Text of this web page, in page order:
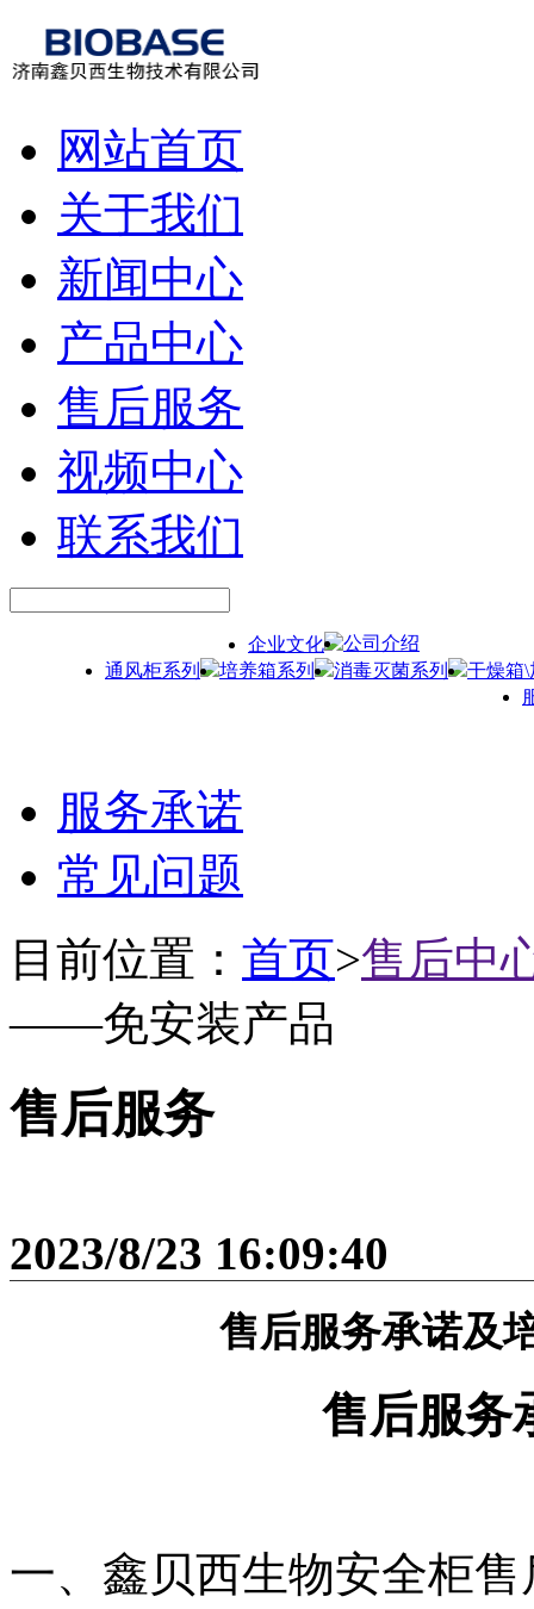
网站首页
关于我们
新闻中心
产品中心
售后服务
视频中心
联系我们
企业文化
公司介绍
通风柜系列
培养箱系列 消毒灭菌系列
干燥箱\
服务承诺
常见问题
目前位置： 首页>售后中
——免安装产品
售后服务
2023/8/23 16:09:40
售后服务承诺及
售后服务
一、鑫贝西生物安全柜